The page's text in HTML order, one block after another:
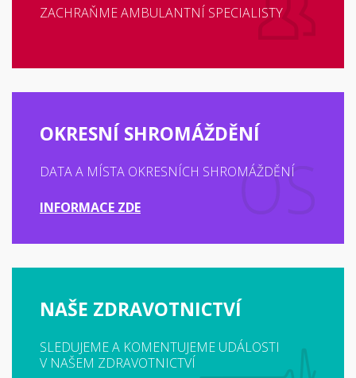
ZACHRAŇME AMBULANTNÍ SPECIALISTY
OKRESNÍ SHROMÁŽDĚNÍ
DATA A MÍSTA OKRESNÍCH SHROMÁŽDĚNÍ
INFORMACE ZDE
NAŠE ZDRAVOTNICTVÍ
SLEDUJEME A KOMENTUJEME UDÁLOSTI
V NAŠEM ZDRAVOTNICTVÍ